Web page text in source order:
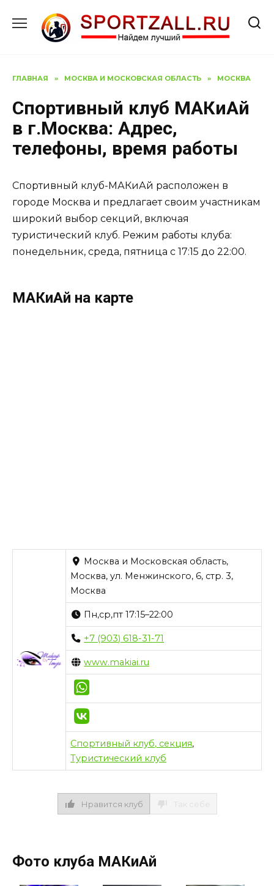
содержанию
ГЛАВНАЯ » МОСКВА И МОСКОВСКАЯ ОБЛАСТЬ » МОСКВА
Спортивный клуб МАКиАй
в г.Москва: Адрес,
телефоны, время работы
Спортивный клуб-МАКиАй расположен в
городе Москва и предлагает своим участникам
широкий выбор секций, включая
туристический клуб. Режим работы клуба:
понедельник, среда, пятница с 17:15 до 22:00.
МАКиАй на карте
Москва и Московская область,
Москва, ул. Менжинского, 6, стр. 3,
Москва
Пн,ср,пт 17:15–22:00
+7 (903) 618-31-71
www.makiai.ru
Спортивный клуб, секция,
Туристический клуб
Нравится клуб
Фото клуба МАКиАй